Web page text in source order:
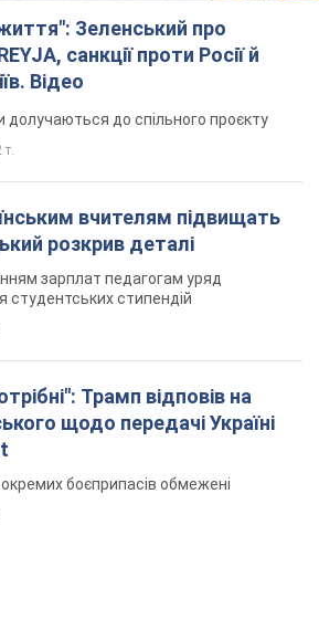
Зеленський про
санкції проти Росії й
Відео
долучаються до спільного проєкту
т.
вчителям підвищать
розкрив деталі
зарплат педагогам уряд
студентських стипендій
Трамп відповів на
щодо передачі Україні
боєприпасів обмежені